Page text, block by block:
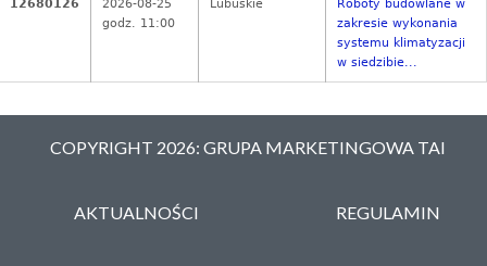
12680126
2026-08-25
godz. 11:00
Lubuskie
Roboty budowlane w
zakresie wykonania
systemu klimatyzacji
w siedzibie...
COPYRIGHT 2026: GRUPA MARKETINGOWA TAI
AKTUALNOŚCI REGULAMIN